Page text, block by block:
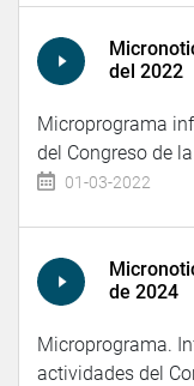
del 2022
Microprograma
del Congreso de
01-03-2022
de 2024
Microprograma.
actividades del